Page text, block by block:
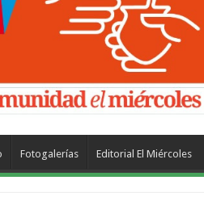
Fotogalerías Editorial El Miércoles